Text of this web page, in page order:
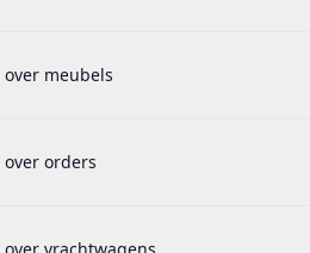
meubels
orders